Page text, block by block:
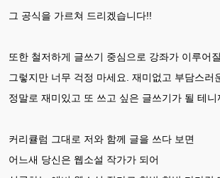
그 공식을 가르쳐 드리겠습니다!!
또한 철저하게 글쓰기 중심으로 강좌가 이루어
그렇지만 너무 걱정 마세요. 재미없고 부담스러
정말로 재미있고 또 쓰고 싶은 글쓰기가 될 테니
커리큘럼 그대로 저와 함께 글을 쓰다 보면
어느새 당신은 웹소설 작가가 되어